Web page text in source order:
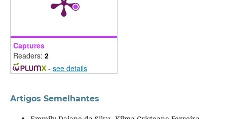
Captures
Readers: 2
- see details
Artigos Semelhantes